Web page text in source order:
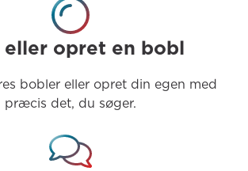
eller opret en bobl
bobler eller opret din egen med
præcis det, du søger.